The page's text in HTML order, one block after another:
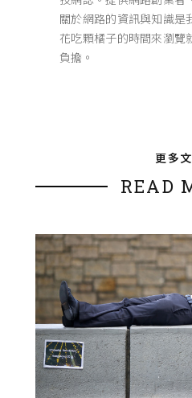
關於網路的資訊與知識是
花吃顆橘子的時間來瀏覽
負擔。
更多
READ